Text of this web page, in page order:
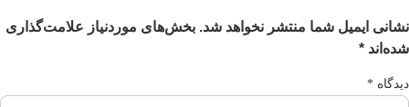
ایمیل شما منتشر نخواهد شد. بخش‌های موردنیاز علامت‌گذاری
*
*